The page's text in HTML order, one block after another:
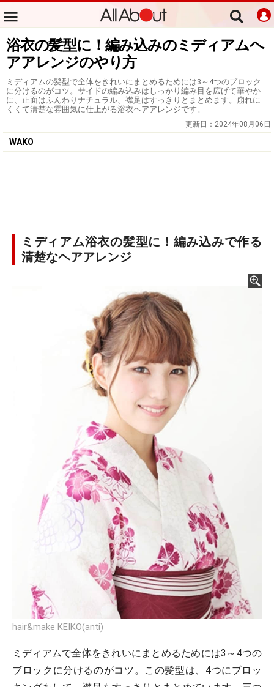
浴衣の髪型に！編み込みのミディアムヘ
アアレンジのやり方
ミディアムの髪型で全体をきれいにまとめるためには3～4つのブロック
に分けるのがコツ。サイドの編み込みはしっかり編み目を広げて華やか
に、正面はふんわりナチュラル、襟足はすっきりとまとめます。崩れに
くくて清楚な雰囲気に仕上がる浴衣ヘアアレンジです。
更新日： 2024年08月06日
WAKO
ミディアム浴衣の髪型に！編み込みで作る
清楚なヘアアレンジ
hair&make KEIKO(anti)
ミディアムで全体をきれいにまとめるためには3～4つの
ブロックに分けるのがコツ。この髪型は、4つにブロッ